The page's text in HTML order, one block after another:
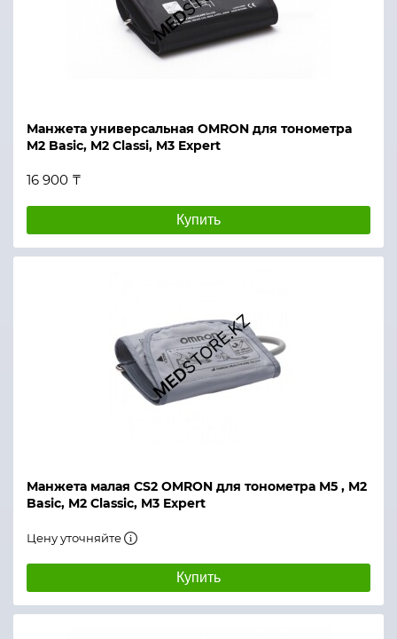
Манжета универсальная OMRON для тонометра
M2 Basic, M2 Classi, M3 Expert
16 900 ₸
Купить
Манжета малая CS2 OMRON для тонометра М5 , M2
Basic, M2 Classic, M3 Expert
Цену уточняйте
Купить